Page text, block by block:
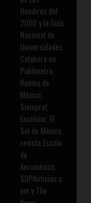
Hombres del
2000 y la Guía
Nacional de
Universidades.
Colaboró en
Publimetro,
Rumbo de
México,
Siempre!,
Excélsior, El
Sol de México,
revista Escala
de
Aeroméxico,
SDPNoticias.c
om y The